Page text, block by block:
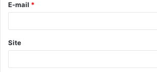
*
E-mail *
Site